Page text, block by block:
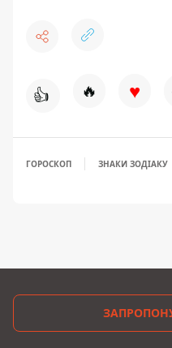
👍 🔥 ♥
ГОРОСКОП ЗНАКИ ЗОДІАКУ